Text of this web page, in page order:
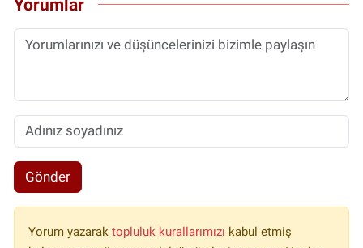
Yorumlar
Gönder
Yorum yazarak topluluk kurallarımızı kabul etmiş